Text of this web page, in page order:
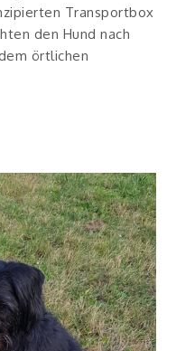
Transportbox
den Hund nach
örtlichen